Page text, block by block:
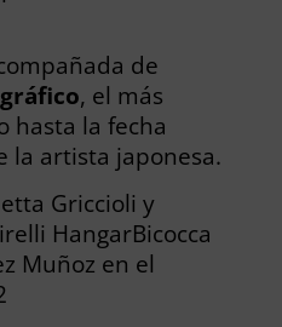
de
, el más
hasta la fecha
la artista japonesa.
Griccioli y
HangarBicocca
Muñoz en el